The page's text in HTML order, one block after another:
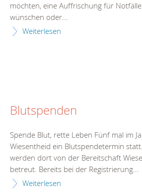
möchten, eine Auffrischung für
wünschen oder...
Weiterlesen
Blutspenden
Spende Blut, rette Leben Fünf mal im
Wiesentheid ein Blutspendetermin
werden dort von der Bereitschaft
betreut. Bereits bei der Registrierung...
Weiterlesen